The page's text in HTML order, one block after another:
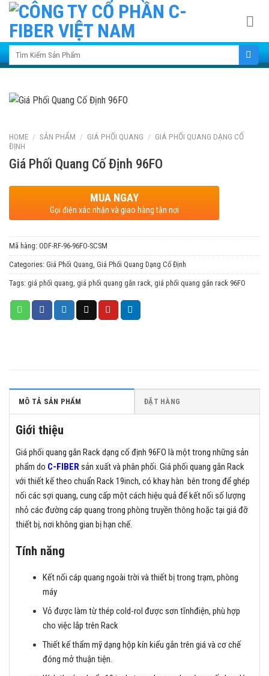
Skip
content
Search for:
HOME / SẢN PHẨM / GIÁ PHỐI QUANG / GIÁ PHỐI QUANG DẠNG CỐ
ĐỊNH
Giá Phối Quang Cố Định 96FO
MUA NGAY
Gọi điện xác nhận và giao hàng tận nơi
Mã hàng: ODF-RF-96-96FO-SCSM
Categories: Giá Phối Quang, Giá Phối Quang Dạng Cố Định
Tags: giá phối quang, giá phối quang gắn rack, giá phối quang gắn rack 96FO
MÔ TẢ SẢN PHẨM ĐẶT HÀNG
Giới thiệu
Giá phối quang gắn Rack dạng cố định 96FO là một trong những sản
phẩm do C-FIBERsản xuất và phân phối. Giá phối quang gắn Rack
với thiết kế theo chuẩn Rack 19inch, có khay hàn bên trong để ghép
nối các sợi quang, cung cấp một cách hiệu quả để kết nối số lượng
nhỏ các đường cáp quang trong phòng truyền thông hoặc tại giá đỡ
thiết bị, nơi không gian bị hạn chế.
Tính năng
Kết nối cáp quang ngoài trời và thiết bị trong trạm, phòng
máy
Vỏ được làm từ thép cold-rol được sơn tĩnhđiện, phù hợp
cho việc lắp trên Rack
Thiết kế thẩm mỹ dạng hộp kín kiểu gắn trên giá và cơ chế
đóng mở thuận tiện.